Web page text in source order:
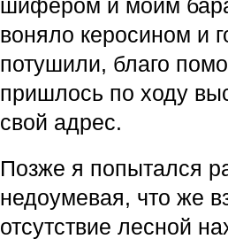
шифером и моим
воняло керосином и
потушили, благо
пришлось по ходу
свой адрес.
Позже я попытался
недоумевая, что же
отсутствие лесной